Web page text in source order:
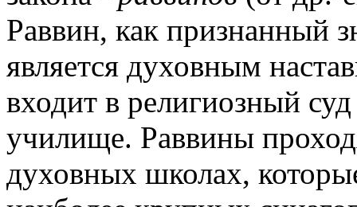
Раввин, как признанный
является духовным
входит в религиозный
училище. Раввины
духовных школах,